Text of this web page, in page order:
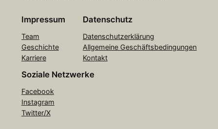
Impressum
Team
Geschichte
Karriere
Datenschutz
Datenschutzerklärung
Allgemeine Geschäftsbedingungen
Kontakt
Soziale Netzwerke
Facebook
Instagram
Twitter/X